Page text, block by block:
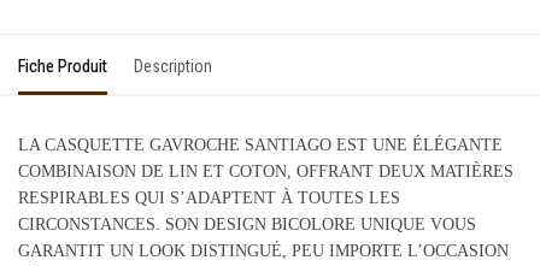
Fiche Produit Description
LA CASQUETTE GAVROCHE SANTIAGO EST UNE ÉLÉGANTE
COMBINAISON DE LIN ET COTON, OFFRANT DEUX MATIÈRES
RESPIRABLES QUI S’ADAPTENT À TOUTES LES
CIRCONSTANCES. SON DESIGN BICOLORE UNIQUE VOUS
GARANTIT UN LOOK DISTINGUÉ, PEU IMPORTE L’OCCASION